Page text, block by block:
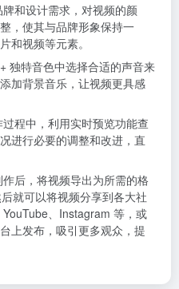
牌和设计需求，对视频的颜
，使其与品牌形象保持一
和视频等元素。
独特音色中选择合适的声音来
加背景音乐，让视频更具感
过程中，利用实时预览功能查
进行必要的调整和改进，直
作后，将视频导出为所需的格
就可以将视频分享到各大社
、Instagram 等，或
上发布，吸引更多观众，提